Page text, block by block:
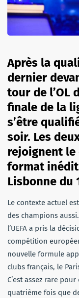
Après la
dernier
tour de l’OL
finale de la
s’être
soir. Les
rejoignent le
format inédit
Lisbonne du
Le contexte actuel
des champions
l’UEFA a pris la
compétition
nouvelle formule
clubs français, le
C’est assez rare
quatrième fois que